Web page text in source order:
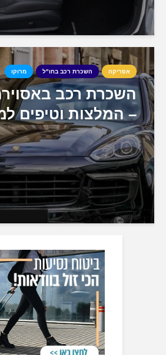
אפריקה השכרת רכב בחו"ל מרוקו
השכרת רכב
– המלצות וטיפים